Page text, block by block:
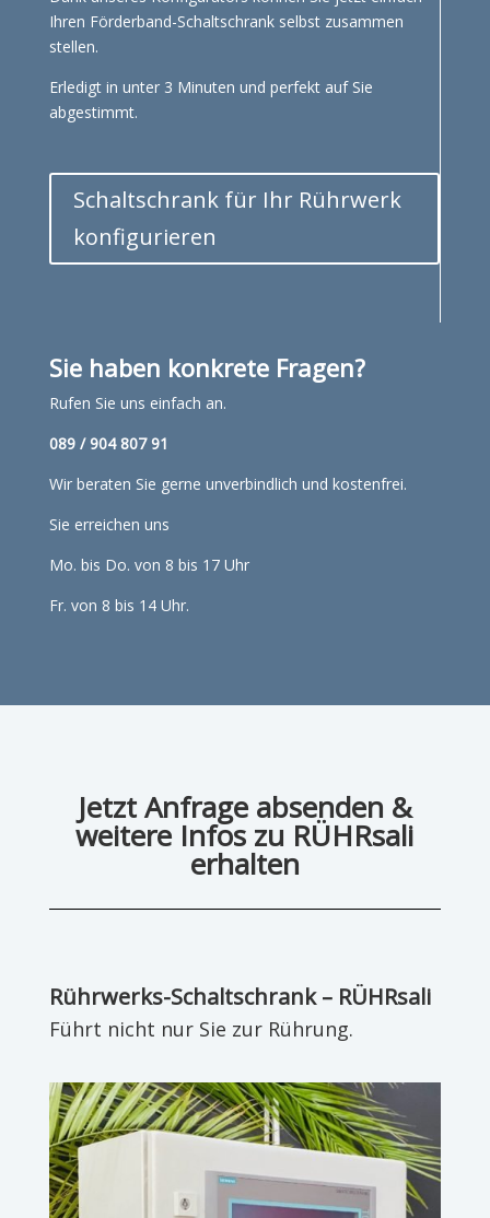
Ihren Förderband-Schaltschrank selbst zusammen
stellen.
Erledigt in unter 3 Minuten und perfekt auf Sie
abgestimmt.
Schaltschrank für Ihr Rührwerk
konfigurieren
Sie haben konkrete Fragen?
Rufen Sie uns einfach an.
089 / 904 807 91
Wir beraten Sie gerne unverbindlich und kostenfrei.
Sie erreichen uns
Mo. bis Do. von 8 bis 17 Uhr
Fr. von 8 bis 14 Uhr.
Jetzt Anfrage absenden &
weitere Infos zu RÜHRsali
erhalten
Rührwerks-Schaltschrank – RÜHRsali
Führt nicht nur Sie zur Rührung.